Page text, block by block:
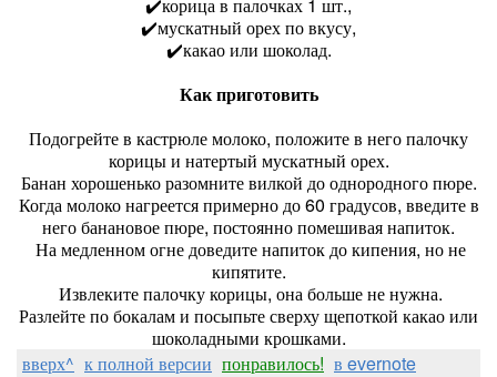
✔️мускатный орех по вкусу,
✔️какао или шоколад.
Как приготовить
Подогрейте в кастрюле молоко, положите в него палочку
корицы и натертый мускатный орех.
Банан хорошенько разомните вилкой до однородного пюре.
Когда молоко нагреется примерно до 60 градусов, введите в
него банановое пюре, постоянно помешивая напиток.
На медленном огне доведите напиток до кипения, но не
кипятите.
Извлеките палочку корицы, она больше не нужна.
Разлейте по бокалам и посыпьте сверху щепоткой какао или
шоколадными крошками.
вверх^ к полной версии понравилось! в evernote